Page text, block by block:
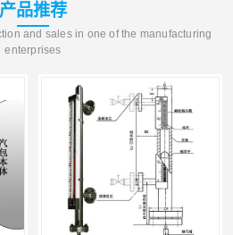
产品推荐
and sales in one of the manufacturing
enterprises